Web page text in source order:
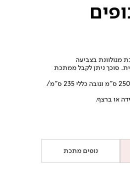
מגולוונת בצביעה
סוכך ניתן לקבל ממתכת
או ברצף.
נופים מתכת